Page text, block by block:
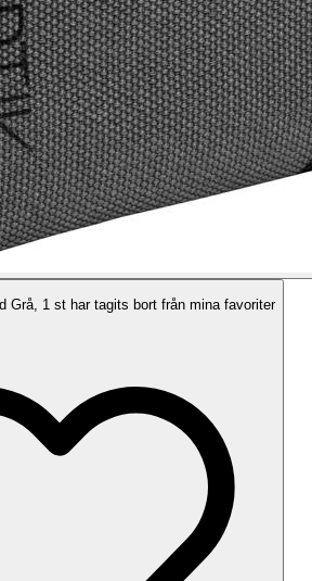
Grå, 1 st har tagits bort från mina favoriter